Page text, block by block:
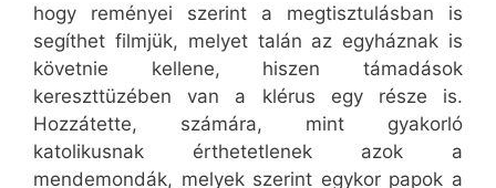
hogy reményei szerint a megtisztulásban is
segíthet filmjük, melyet talán az egyháznak is
követnie kellene, hiszen támadások
kereszttüzében van a klérus egy része is.
Hozzátette, számára, mint gyakorló
katolikusnak érthetetlenek azok a
mendemondák, melyek szerint egykor papok a